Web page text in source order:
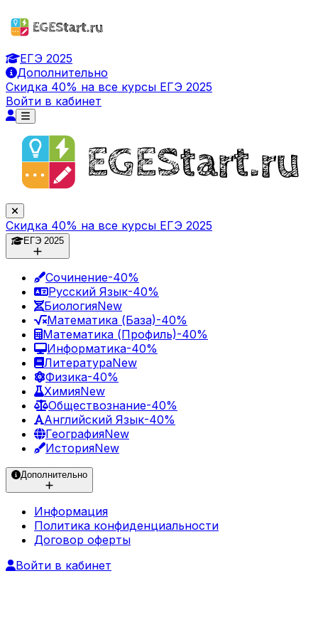
ЕГЭ 2025
Дополнительно
Скидка 40% на все курсы ЕГЭ 2025
Войти в кабинет
Скидка 40% на все курсы ЕГЭ 2025
ЕГЭ 2025
Сочинение-40%
Русский Язык-40%
БиологияNew
Математика (База)-40%
Математика (Профиль)-40%
Информатика-40%
ЛитератураNew
Физика-40%
ХимияNew
Обществознание-40%
Английский Язык-40%
ГеографияNew
ИсторияNew
Дополнительно
Информация
Политика конфиденциальности
Договор оферты
Войти в кабинет